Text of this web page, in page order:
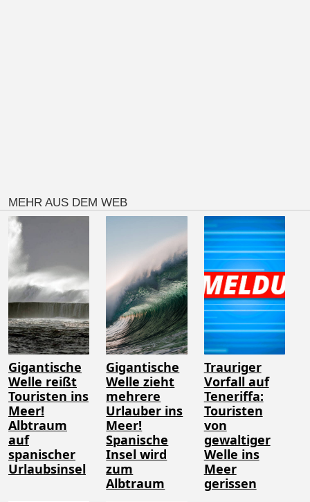
MEHR AUS DEM WEB
Gigantische
Welle reißt
Touristen ins
Meer!
Albtraum
auf
spanischer
Urlaubsinsel
Gigantische
Welle zieht
mehrere
Urlauber ins
Meer!
Spanische
Insel wird
zum
Albtraum
Trauriger
Vorfall auf
Teneriffa:
Touristen
von
gewaltiger
Welle ins
Meer
gerissen